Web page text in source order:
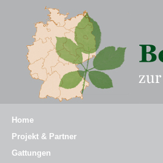
Home
Projekt & Partner
Gattungen